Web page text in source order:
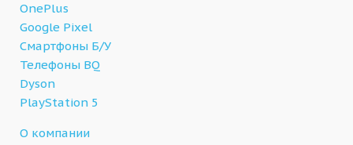
OnePlus
Google Pixel
Смартфоны Б/У
Телефоны BQ
Dyson
PlayStation 5
О компании